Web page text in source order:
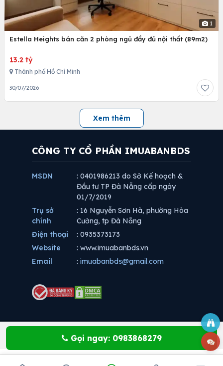
1
Estella Heights bán căn 2 phòng ngủ đầy đủ nội thất (89m2)
13.2 tỷ
Thành phố Hồ Chí Minh
30/07/2026
Xem thêm
Gọi ngay: 0983868279
CÔNG TY CỔ PHẦN IMUABANBDS
MSDN
: 0401986213 do Sở Kế hoạch &
Đầu tư TP Đà Nẵng cấp ngày
01/7/2019
Trụ sở
chính
: 16 Nguyễn Sơn Hà, phường Hòa
Cường, tp Đà Nẵng
Điện thoại
: 0935373173
Website
: www.imuabanbds.vn
Email
: imuabanbds@gmail.com